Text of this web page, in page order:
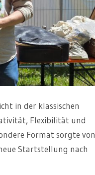
in der klassischen
Flexibilität und
Format sorgte von
Startstellung nach